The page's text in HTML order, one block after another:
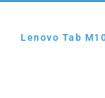
Lenovo Tab